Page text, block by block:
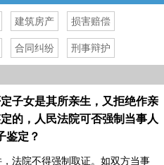
建筑房产 损害赔偿
合同纠纷 刑事辩护
子女是其所亲生，又拒绝作亲
的，人民法院可否强制当事人
鉴定？
法院不得强制取证。如双方当事